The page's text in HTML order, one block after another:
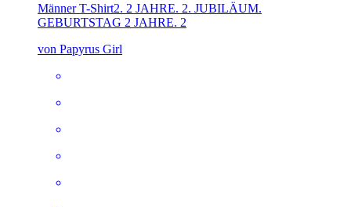
Männer T-Shirt2. 2 JAHRE. 2. JUBILÄUM.
GEBURTSTAG 2 JAHRE. 2
von Papyrus Girl